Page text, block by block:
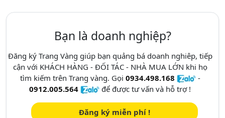
Bạn là doanh nghiệp?
Đăng ký Trang Vàng giúp bạn quảng bá doanh nghiêp, tiếp
cận với KHÁCH HÀNG - ĐỐI TÁC - NHÀ MUA LỚN khi họ
tìm kiếm trên Trang vàng. Gọi 0934.498.168
-
0912.005.564
để được tư vấn và hỗ trợ !
Đăng ký miễn phí !